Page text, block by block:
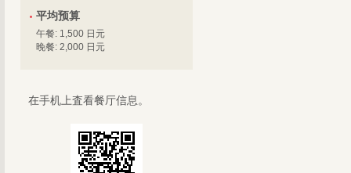
平均预算
午餐: 1,500 日元
晚餐: 2,000 日元
在手机上査看餐厅信息。